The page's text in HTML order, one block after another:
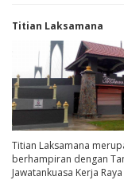
Titian Laksamana
Titian Laksamana
berhampiran dengan
Jawatankuasa Kerja